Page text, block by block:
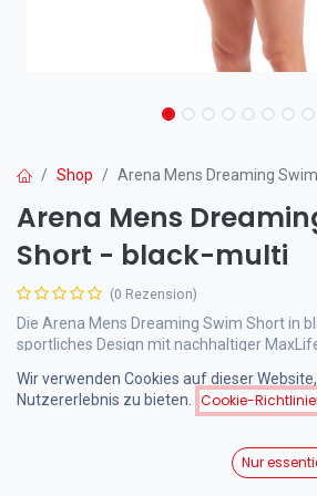
Shop Arena Mens Dreaming
Arena Mens
Short - black-multi
(0 Rezension)
Die Arena Mens Dreaming Swim Short in
sportliches Design mit nachhaltiger
mit UVF 50+ Schutz sind perfekt für
Freizeitschwimmen.
Wir verwenden Cookies auf dieser
Nutzererlebnis zu bieten.
Cookie-
Nur